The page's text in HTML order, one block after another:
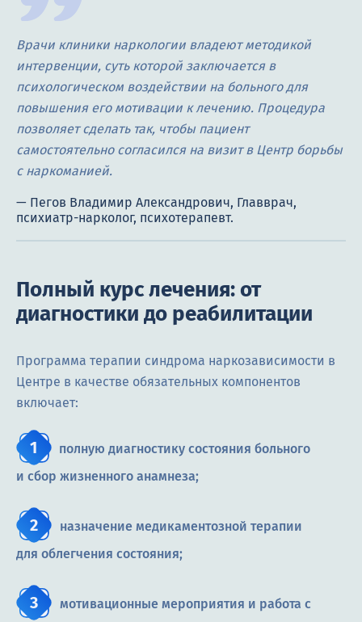
Врачи клиники наркологии владеют методикой
интервенции, суть которой заключается в
психологическом воздействии на больного для
повышения его мотивации к лечению. Процедура
позволяет сделать так, чтобы пациент
самостоятельно согласился на визит в Центр борьбы
с наркоманией.
Полный курс лечения: от
диагностики до реабилитации
Программа терапии синдрома наркозависимости в
Центре в качестве обязательных компонентов
включает:
полную диагностику состояния больного
и сбор жизненного анамнеза;
назначение медикаментозной терапии
для облегчения состояния;
мотивационные мероприятия и работа с